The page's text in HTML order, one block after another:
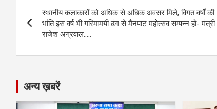
o
o
k
g
er
A
p
p
a
m
n
k
navigation
स्थानीय कलाकारों को अधिक से अधिक अवसर मिले, विगत वर्षों की
भांति इस वर्ष भी गरिमामयी ढंग से मैनपाट महोत्सव सम्पन्न हो- मंत्री
राजेश अग्रवाल…..
अन्य ख़बरें